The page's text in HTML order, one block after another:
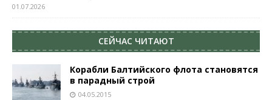
01.07.2026
СЕЙЧАС ЧИТАЮТ
Корабли Балтийского флота становятся
в парадный строй
04.05.2015